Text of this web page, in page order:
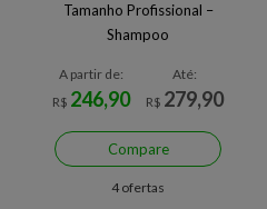
Tamanho Profissional –
Shampoo
A partir de:
R$ 246,90
Até:
R$ 279,90
Compare
4 ofertas